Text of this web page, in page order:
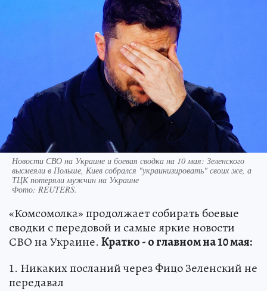
Новости СВО на Украине и боевая сводка на 10 мая: Зеленского
высмеяли в Польше, Киев собрался "украинизировать" своих же, а
ТЦК потеряли мужчин на Украине
Фото: REUTERS.
«Комсомолка» продолжает собирать боевые
сводки с передовой и самые яркие новости
СВО на Украине. Кратко - о главном на 10 мая:
1. Никаких посланий через Фицо Зеленский не
передавал